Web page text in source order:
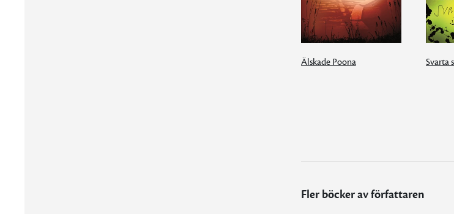
Älskade Poona Svarta
Fler böcker av författaren